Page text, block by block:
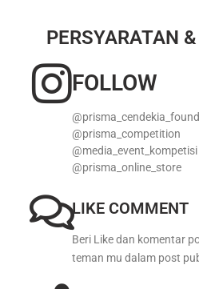
PERSYARATAN
FOLLOW
@prisma_competition
@media_event_kompetisi
@prisma_online_store
LIKE COMMENT
Beri Like dan komentar
teman mu dalam post